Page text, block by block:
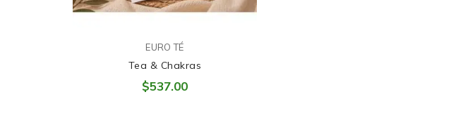
EURO TÉ
Tea & Chakras
$537.00